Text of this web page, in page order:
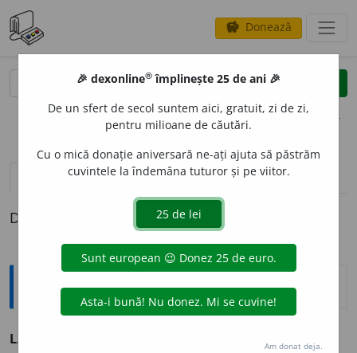
savings Donează
clear
opțiuni
definiții (1) pronunțievolume_up (2)
Definiția cu ID-ul 190796:
Sinonime
LAPID
🎉 dexonline® împlinește 25 de ani 🎉
De un sfert de secol suntem aici, gratuit, zi de zi,
pentru milioane de căutări.
Cu o mică donație aniversară ne-ați ajuta să păstrăm
cuvintele la îndemâna tuturor și pe viitor.
Am donat deja.